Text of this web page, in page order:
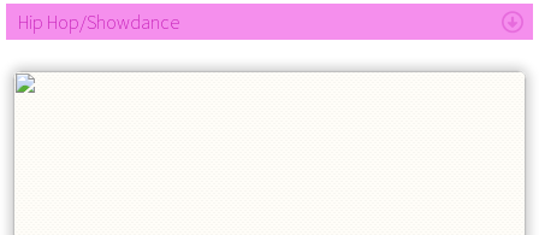
Hip Hop/Showdance